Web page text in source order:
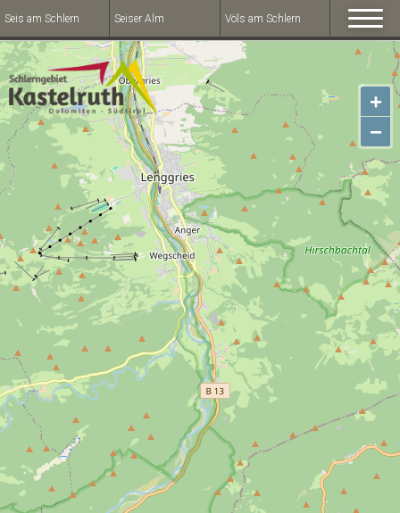
Seis am Schlern Seiser Alm Völs am Schlern
+
−